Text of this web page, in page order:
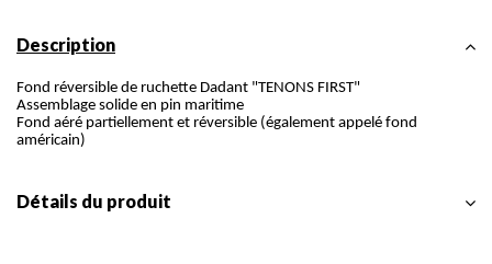
Description
Fond réversible de ruchette Dadant "TENONS FIRST"
Assemblage solide en pin maritime
Fond aéré partiellement et réversible (également appelé fond
américain)
Détails du produit